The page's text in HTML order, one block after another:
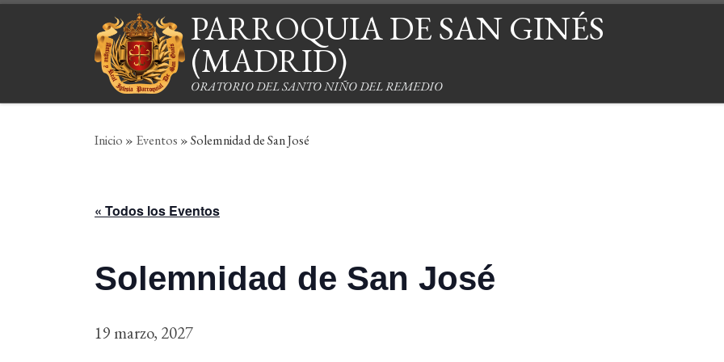
Saltar al contenido PARROQUIA DE SAN GINÉS
(MADRID)
ORATORIO DEL SANTO NIÑO DEL REMEDIO
Inicio » Eventos »Solemnidad de San José
« Todos los Eventos
Solemnidad de San José
19 marzo, 2027